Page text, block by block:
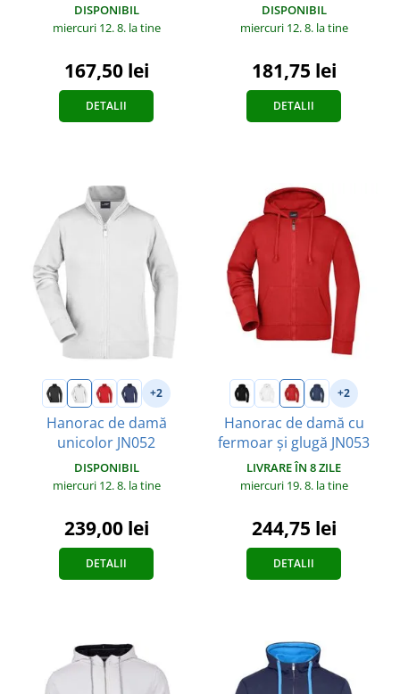
DISPONIBIL
miercuri 12. 8. la tine
167,50 lei
DETALII
DISPONIBIL
miercuri 12. 8. la tine
181,75 lei
DETALII
+2
Hanorac de damă
unicolor JN052
DISPONIBIL
miercuri 12. 8. la tine
239,00 lei
DETALII
+2
Hanorac de damă cu
fermoar și glugă JN053
LIVRARE ÎN 8 ZILE
miercuri 19. 8. la tine
244,75 lei
DETALII